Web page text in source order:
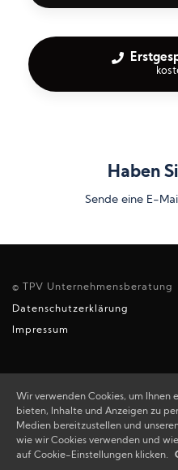
Haben
Sende eine E-
© TPV Unternehmensberatung
Datenschutzerklärung
Impressum
Wir verwenden Cookies, um Ihnen
bieten, Inhalte und Anzeigen zu
Medien bereitzustellen und
wie wir Cookies verwenden und
auf Cookie-Einstellungen klicken.